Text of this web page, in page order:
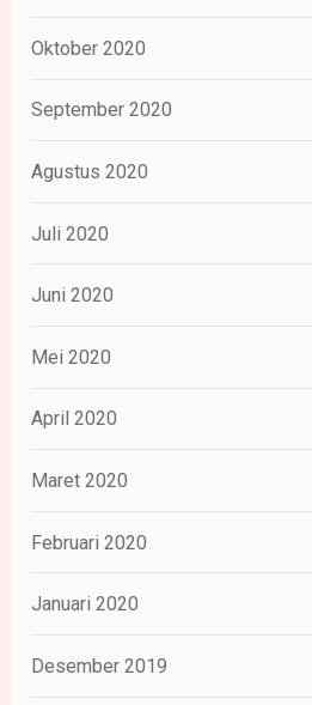
Oktober 2020
September 2020
Agustus 2020
Juli 2020
Juni 2020
Mei 2020
April 2020
Maret 2020
Februari 2020
Januari 2020
Desember 2019